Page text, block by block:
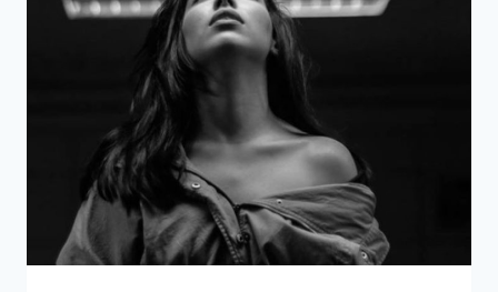
UNE
FILLE
HABITUÉE
À
ÊTRE
SEULE
EST
TEL
DÉFI